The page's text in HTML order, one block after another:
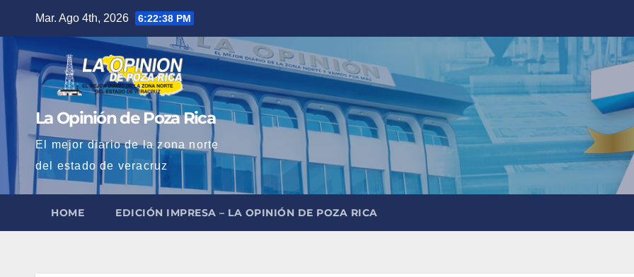
contenido
Mar. Ago 4th, 2026 6:22:39 PM
La Opinión de Poza Rica
El mejor diario de la zona norte
del estado de veracruz
HOME EDICIÓN IMPRESA – LA OPINIÓN DE POZA RICA